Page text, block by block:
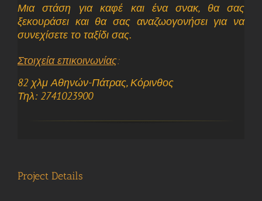
Μια στάση για καφέ και ένα σνακ, θα σας
ξεκουράσει και θα σας αναζωογονήσει για να
συνεχίσετε το ταξίδι σας.
Στοιχεία επικοινωνίας:
82 χλμ Αθηνών-Πάτρας, Κόρινθος
Τηλ: 2741023900
Project Details